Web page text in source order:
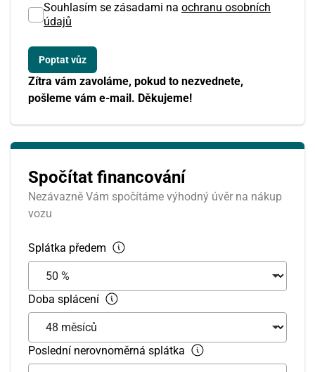
Souhlasím se zásadami na ochranu osobních
údajů
Zítra vám zavoláme, pokud to nezvednete,
pošleme vám e-mail. Děkujeme!
Spočítat financování
Nezávazně Vám spočítáme výhodný úvěr na nákup
vozu
Splátka předem
Doba splácení
Poslední nerovnoměrná splátka
PO ÚT ST ČT PÁ SO
27 28 29 30 31
3 4 5 6 7 8 9
10 11 12 13
17
24 25 26
6